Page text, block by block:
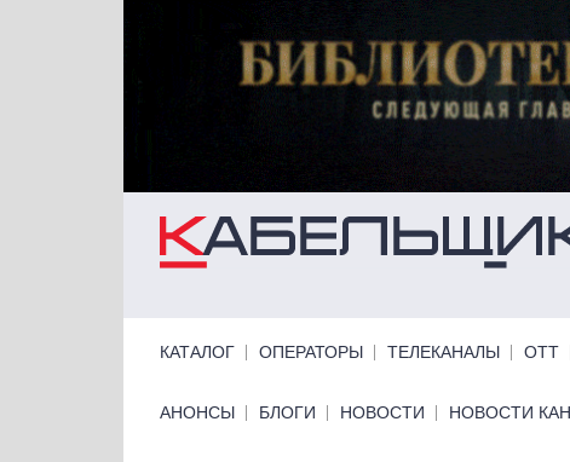
КАТАЛОГ ОПЕРАТОРЫ ТЕЛЕКАНАЛЫ ОТТ
Primary links bottom
АНОНСЫ БЛОГИ НОВОСТИ НОВОСТИ